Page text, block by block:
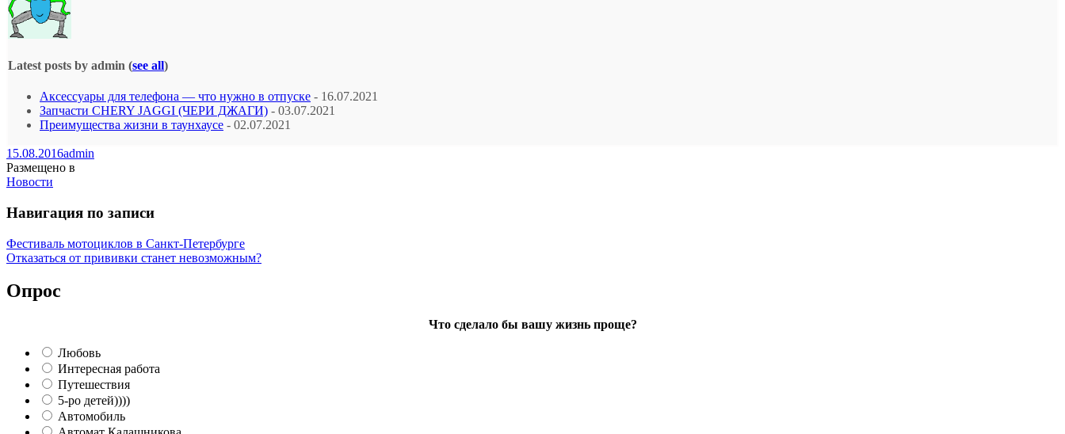
Latest posts by admin (see all)
Аксессуары для телефона — что нужно в отпуске - 16.07.2021
Запчасти CHERY JAGGI (ЧЕРИ ДЖАГИ) - 03.07.2021
Преимущества жизни в таунхаусе - 02.07.2021
15.08.2016admin
Размещено в
Новости
Навигация по записи
Фестиваль мотоциклов в Санкт-Петербурге
Отказаться от прививки станет невозможным?
Опрос
Что сделало бы вашу жизнь проще?
Любовь
Интересная работа
Путешествия
5-ро детей))))
Автомобиль